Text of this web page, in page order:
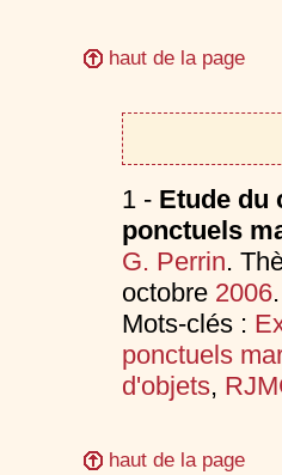
haut de la page
1 - Etude du
ponctuels
G. Perrin.
octobre 2006.
Mots-clés :
ponctuels
d'objets,
haut de la page